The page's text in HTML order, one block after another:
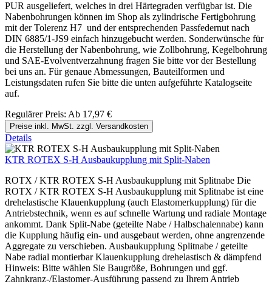
PUR ausgeliefert, welches in drei Härtegraden verfügbar ist. Die
Nabenbohrungen können im Shop als zylindrische Fertigbohrung
mit der Tolerenz H7 und der entsprechenden Passfedernut nach
DIN 6885/1-JS9 einfach hinzugebucht werden. Sonderwünsche für
die Herstellung der Nabenbohrung, wie Zollbohrung, Kegelbohrung
und SAE-Evolventverzahnung fragen Sie bitte vor der Bestellung
bei uns an. Für genaue Abmessungen, Bauteilformen und
Leistungsdaten rufen Sie bitte die unten aufgeführte Katalogseite
auf.
Regulärer Preis: Ab 17,97 €
Preise inkl. MwSt. zzgl. Versandkosten
Details
KTR ROTEX S-H Ausbaukupplung mit Split-Naben
ROTX / KTR ROTEX S-H Ausbaukupplung mit Splitnabe Die
ROTX / KTR ROTEX S-H Ausbaukupplung mit Splitnabe ist eine
drehelastische Klauenkupplung (auch Elastomerkupplung) für die
Antriebstechnik, wenn es auf schnelle Wartung und radiale Montage
ankommt. Dank Split-Nabe (geteilte Nabe / Halbschalennabe) kann
die Kupplung häufig ein- und ausgebaut werden, ohne angrenzende
Aggregate zu verschieben. Ausbaukupplung Splitnabe / geteilte
Nabe radial montierbar Klauenkupplung drehelastisch & dämpfend
Hinweis: Bitte wählen Sie Baugröße, Bohrungen und ggf.
Zahnkranz-/Elastomer-Ausführung passend zu Ihrem Antrieb